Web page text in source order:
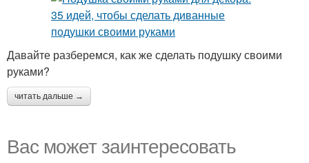
Лохматая подушка
Давайте разберемся, как же сделать подушку своими
руками?
читать дальше →
Вас может заинтересовать